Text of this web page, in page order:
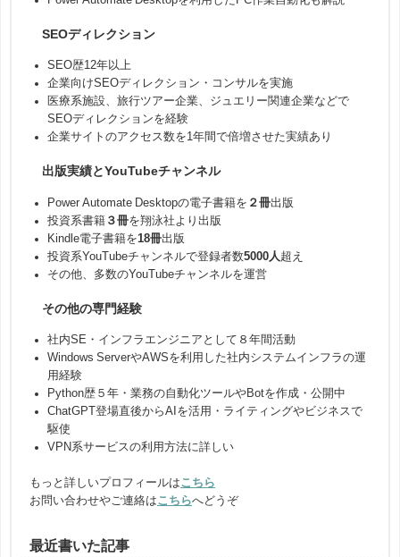
SEOディレクション
SEO歴12年以上
企業向けSEOディレクション・コンサルを実施
医療系施設、旅行ツアー企業、ジュエリー関連企業などで
SEOディレクションを経験
企業サイトのアクセス数を1年間で倍増させた実績あり
出版実績とYouTubeチャンネル
Power Automate Desktopの電子書籍を ２冊出版
投資系書籍 ３冊を翔泳社より出版
Kindle電子書籍を18冊出版
投資系YouTubeチャンネルで登録者数5000人 超え
その他、多数のYouTubeチャンネルを運営
その他の専門経験
社内SE・インフラエンジニアとして８年間活動
Windows ServerやAWSを利用した社内システムインフラの運
用経験
Python歴５年・業務の自動化ツールやBotを作成・公開中
ChatGPT登場直後からAIを活用・ライティングやビジネスで
駆使
VPN系サービスの利用方法に詳しい
もっと詳しいプロフィールはこちら
お問い合わせやご連絡はこちらへどうぞ
最近書いた記事